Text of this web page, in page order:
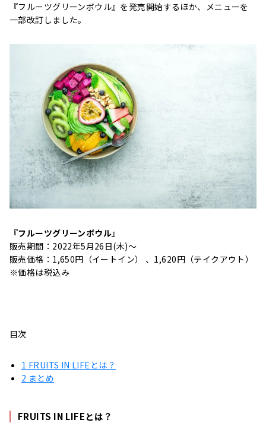
『フルーツグリーンボウル』を発売開始するほか、メニューを
一部改訂しました。
『フルーツグリーンボウル』
販売期間：2022年5月26日(木)〜
販売価格：1,650円（イートイン） 、1,620円（テイクアウト）
※価格は税込み
目次
1 FRUITS IN LIFEとは？
2 まとめ
FRUITS IN LIFEとは？